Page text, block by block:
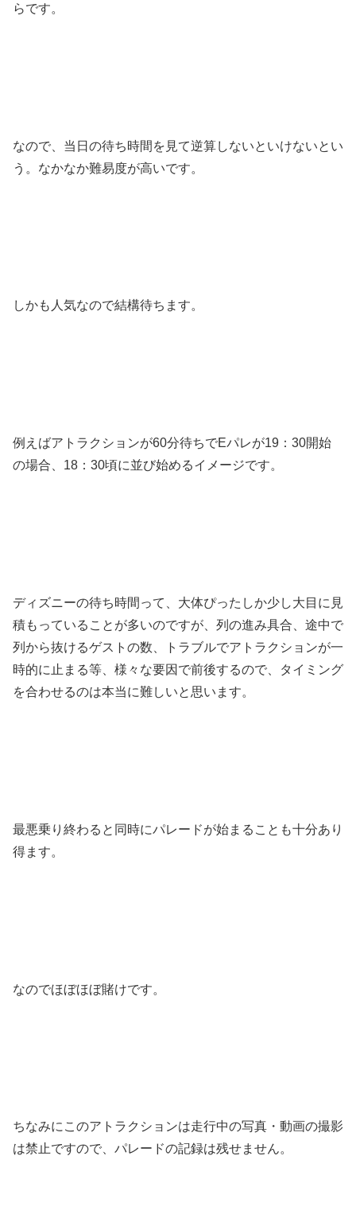
らです。
なので、当日の待ち時間を見て逆算しないといけないとい
う。なかなか難易度が高いです。
しかも人気なので結構待ちます。
例えばアトラクションが60分待ちでEパレが19：30開始
の場合、18：30頃に並び始めるイメージです。
ディズニーの待ち時間って、大体ぴったしか少し大目に見
積もっていることが多いのですが、列の進み具合、途中で
列から抜けるゲストの数、トラブルでアトラクションが一
時的に止まる等、様々な要因で前後するので、タイミング
を合わせるのは本当に難しいと思います。
最悪乗り終わると同時にパレードが始まることも十分あり
得ます。
なのでほぼほぼ賭けです。
ちなみにこのアトラクションは走行中の写真・動画の撮影
は禁止ですので、パレードの記録は残せません。